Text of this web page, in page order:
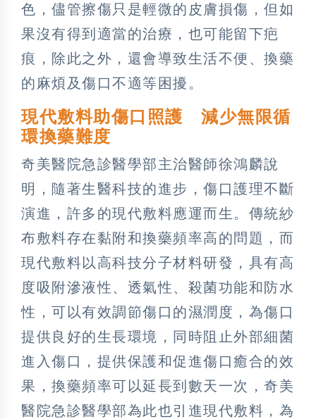
色，儘管擦傷只是輕微的皮膚損傷，但如
果沒有得到適當的治療，也可能留下疤
痕，除此之外，還會導致生活不便、換藥
的麻煩及傷口不適等困擾。
現代敷料助傷口照護 減少無限循
環換藥難度
奇美醫院急診醫學部主治醫師徐鴻麟說
明，隨著生醫科技的進步，傷口護理不斷
演進，許多的現代敷料應運而生。傳統紗
布敷料存在黏附和換藥頻率高的問題，而
現代敷料以高科技分子材料研發，具有高
度吸附滲液性、透氣性、殺菌功能和防水
性，可以有效調節傷口的濕潤度，為傷口
提供良好的生長環境，同時阻止外部細菌
進入傷口，提供保護和促進傷口癒合的效
果，換藥頻率可以延長到數天一次，奇美
醫院急診醫學部為此也引進現代敷料，為